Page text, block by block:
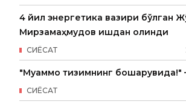
4 йил энергетика вазири бўлган
Мирзамаҳмудов ишдан олинди
СИËСАТ
"Муаммо тизимнинг
СИËСАТ